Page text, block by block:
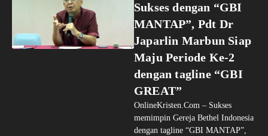
Sukses dengan “GBI
MANTAP”, Pdt Dr
Japarlin Marbun Siap
Maju Periode Ke-2
dengan tagline “GBI
GREAT”
OnlineKristen.Com – Sukses
memimpin Gereja Bethel Indonesia
dengan tagline “GBI MANTAP”,